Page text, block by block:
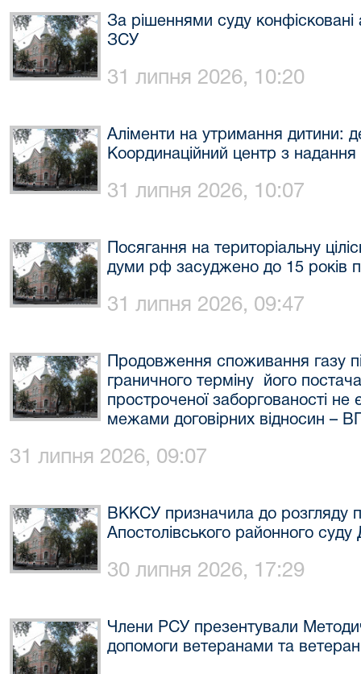
За рішеннями суду конфісковані
ЗСУ
31 липня 2026, 10:20
Аліменти на утримання дитини:
Координаційний центр з
31 липня 2026, 10:07
Посягання на територіальну
думи рф засуджено до 15 років
31 липня 2026, 09:47
Продовження споживання газу
граничного терміну його
простроченої заборгованості
межами договірних відносин –
31 липня 2026, 09:07
ВККСУ призначила до розгляду
Апостолівського районного суду
30 липня 2026, 17:29
Члени РСУ презентували
допомоги ветеранами та